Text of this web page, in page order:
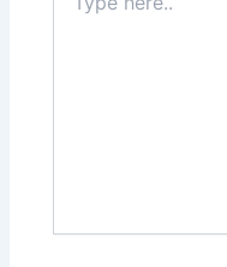
here..